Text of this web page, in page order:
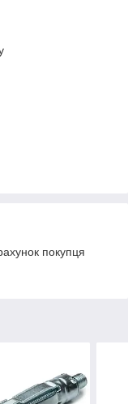
покупця